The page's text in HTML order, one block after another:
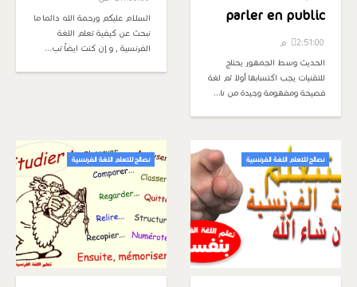
parler en public
2:51:00 م
الحديث وسط الجمهور يحتاج
للتقنيات يجب اكتسابها أولا ثم لغة
فصيحة ومفهومة وجيدة من نا…
السلام عليكم ورحمة الله دائما ما
نبحث عن كيفية تعلم اللغة
الفرنسية , و إن كنت ايضاً تب…
نصائح للتعلم اللغة الفرنسية نصائح للتعلم اللغة الفرنسية